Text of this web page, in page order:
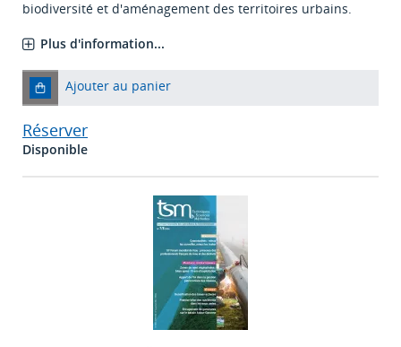
biodiversité et d'aménagement des territoires urbains.
Plus d'information...
Ajouter au panier
Réserver
Disponible